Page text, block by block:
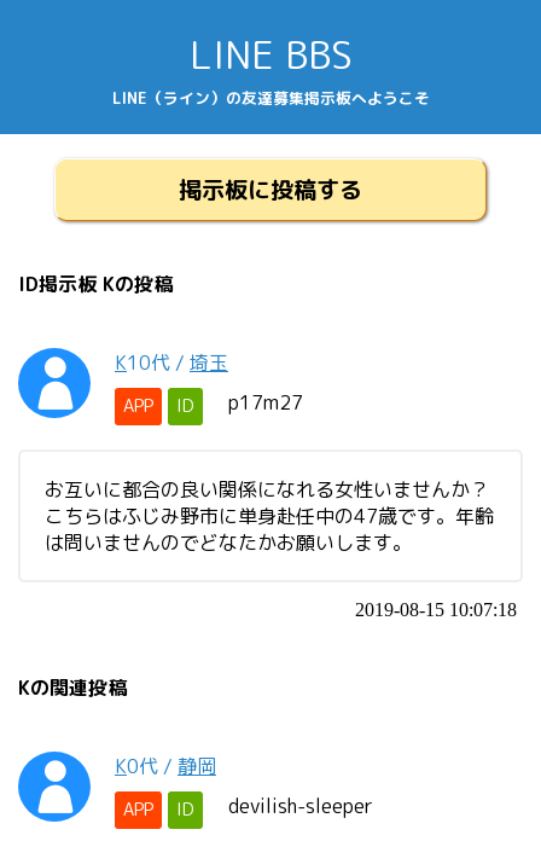
LINE BBS
LINE（ライン）の友達募集掲示板へようこそ
掲示板に投稿する
ID掲示板 Kの投稿
K10代 / 埼玉
APP ID p17m27
お互いに都合の良い関係になれる女性いませんか？
こちらはふじみ野市に単身赴任中の47歳です。年齢
は問いませんのでどなたかお願いします。
2019-08-15 10:07:18
Kの関連投稿
K0代 / 静岡
APP ID devilish-sleeper